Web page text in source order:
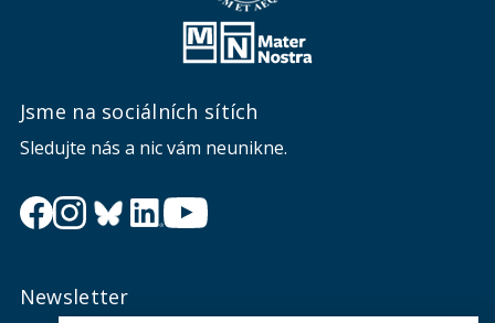
Jsme na sociálních sítích
Sledujte nás a nic vám neunikne.
Newsletter